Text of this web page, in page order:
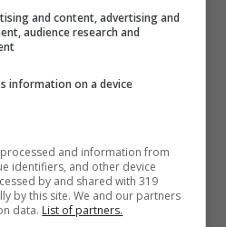
Durante questo
attenzione a non rendere
da forno con la carta e
realizzato, con l’aiuto di
il tutto.
and content, advertising and
audience research and
information on a device
and information from
identifiers, and other device
by and shared with 319
by this site. We and our partners
data. List of partners.